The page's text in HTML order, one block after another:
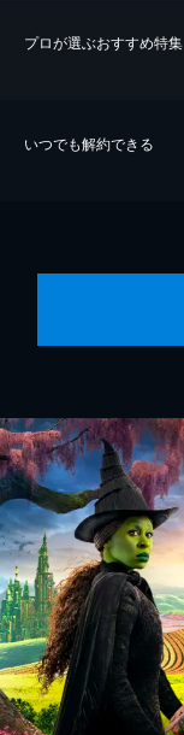
プロが選ぶおすすめ特集
いつでも解約できる